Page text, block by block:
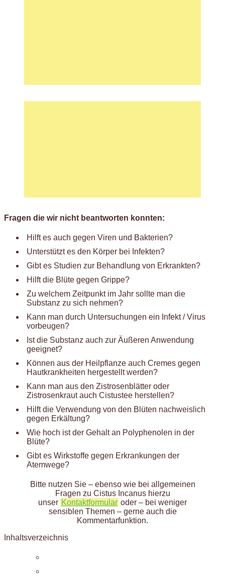
Fragen die wir nicht beantworten konnten:
Hilft es auch gegen Viren und Bakterien?
Unterstützt es den Körper bei Infekten?
Gibt es Studien zur Behandlung von Erkrankten?
Hilft die Blüte gegen Grippe?
Zu welchem Zeitpunkt im Jahr sollte man die
Substanz zu sich nehmen?
Kann man durch Untersuchungen ein Infekt / Virus
vorbeugen?
Ist die Substanz auch zur Äußeren Anwendung
geeignet?
Können aus der Heilpflanze auch Cremes gegen
Hautkrankheiten hergestellt werden?
Kann man aus den Zistrosenblätter oder
Zistrosenkrautauch Cistustee herstellen?
Hilft die Verwendung von den Blüten nachweislich
gegen Erkältung?
Wie hoch ist der Gehalt an Polyphenolen in der
Blüte?
Gibt es Wirkstoffe gegen Erkrankungen der
Atemwege?
Bitte nutzen Sie – ebenso wie bei allgemeinen
Fragen zu Cistus Incanus hierzu
unser Kontaktformular oder – bei weniger
sensiblen Themen – gerne auch die
Kommentarfunktion.
Inhaltsverzeichnis